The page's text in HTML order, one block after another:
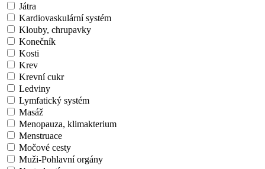
Játra
Kardiovaskulární systém
Klouby, chrupavky
Konečník
Kosti
Krev
Krevní cukr
Ledviny
Lymfatický systém
Masáž
Menopauza, klimakterium
Menstruace
Močové cesty
Muži-Pohlavní orgány